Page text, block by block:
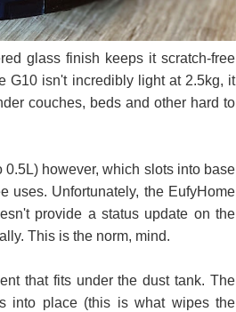
glass finish keeps it scratch-free
G10 isn't incredibly light at 2.5kg, it
couches, beds and other hard to
however, which slots into base
uses. Unfortunately, the EufyHome
provide a status update on the
This is the norm, mind.
that fits under the dust tank. The
into place (this is what wipes the